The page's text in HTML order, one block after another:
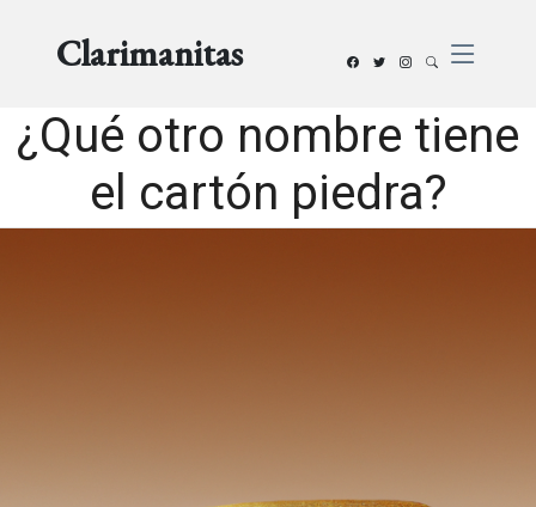
Clarimanitas
¿Qué otro nombre tiene
el cartón piedra?